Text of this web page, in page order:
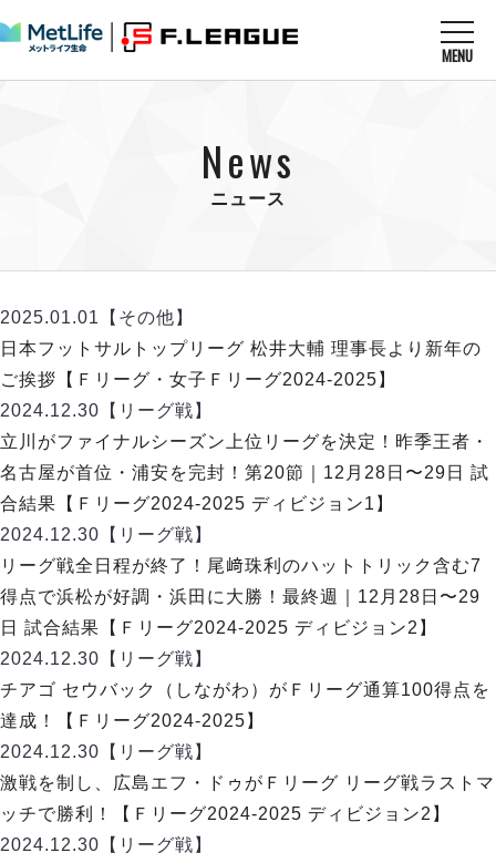
MENU
U-23選抜
クラブ
チケット
メディア情報
フットサル日本代表
その他
MATCHES
順位表
戦績表
警告・退場・出場停止選手
個人ランキング｜ゴール
個人ランキング｜シュート
個人ランキング｜シュート成功率
個人ランキング｜第2PK
メットライフ生命Ｆ２リーグ
試合日程
順位表
戦績表
警告・退場・出場停止選手
個人ランキング｜ゴール
個人ランキング｜シュート
個人ランキング｜シュート成功率
個人ランキング｜第2PK
メットライフ生命Ｆ１リーグ
エスポラーダ北海道
バルドラール浦安
フウガドールすみだ
しながわシティ
立川アスレティックFC
ペスカドーラ町田
湘南ベルマーレ
ボアルース長野
名古屋オーシャンズ
シュライカー大阪
ボルクバレット北九州
バサジィ大分
メットライフ生命Ｆ２リーグ
ヴォスクオーレ仙台
マルバ水戸FC
チケットを買う
アリーナ情報 ARENA
リーグ概要 ABOUT US
リーグ概要
日本フットサルリーグについて
大会概要
リーグ要項
クラブライセンス関連
アリーナ観戦マナー&ルール
過去の記録 ARCHIVE
過去の試合記録
ディビジョン1 試合記録
ディビジョン2 試合記録
Ｆリーグカップ 試合記録
リーグ統計データ
プロジェクト PROJECT
ABeam AWARD
DIVISION 01
News
ニュース
2025.01.01
【その他】
日本フットサルトップリーグ 松井大輔 理事長より新年の
ご挨拶【Ｆリーグ・女子Ｆリーグ2024-2025】
2024.12.30 【リーグ戦】
立川がファイナルシーズン上位リーグを決定！昨季王者・
名古屋が首位・浦安を完封！第20節｜12月28日〜29日 試
合結果【Ｆリーグ2024-2025 ディビジョン1】
2024.12.30 【リーグ戦】
リーグ戦全日程が終了！尾﨑珠利のハットトリック含む7
得点で浜松が好調・浜田に大勝！最終週｜12月28日〜29
日 試合結果【Ｆリーグ2024-2025 ディビジョン2】
2024.12.30 【リーグ戦】
チアゴ セウバック（しながわ）がＦリーグ通算100得点を
達成！【Ｆリーグ2024-2025】
2024.12.30 【リーグ戦】
激戦を制し、広島エフ・ドゥがＦリーグ リーグ戦ラストマ
ッチで勝利！【Ｆリーグ2024-2025 ディビジョン2】
2024.12.30 【リーグ戦】